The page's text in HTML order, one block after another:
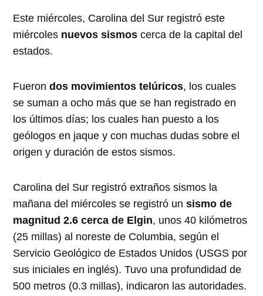
Este miércoles, Carolina del Sur registró este
miércoles nuevos sismos cerca de la capital del
estados.
Fuerondos movimientos telúricos, los cuales
se suman a ocho más que se han registrado en
los últimos días; los cuales han puesto a los
geólogos en jaque y con muchas dudas sobre el
origen y duración de estos sismos.
Carolina del Sur registró extraños sismos la
mañana del miércoles se registró unsismo de
magnitud 2.6 cerca de Elgin, unos 40 kilómetros
(25 millas) al noreste de Columbia, según el
Servicio Geológico de Estados Unidos (USGS por
sus iniciales en inglés). Tuvo una profundidad de
500 metros (0.3 millas), indicaron las autoridades.